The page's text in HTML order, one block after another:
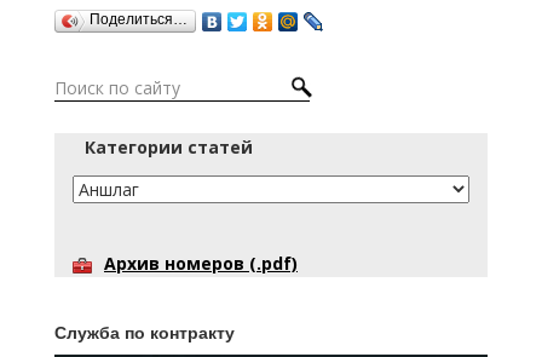
Поделиться…
Категории статей
Архив номеров (.pdf)
Служба по контракту